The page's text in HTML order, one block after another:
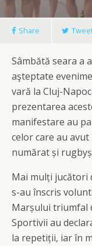
Share
Sâmbătă seara a
aşteptate
vară la Cluj-
prezentarea
manifestare au
celor care au
numărat și
Mai mulți jucători
s-au înscris
Marșului triumfal
Sportivii au
la repetiții, iar în